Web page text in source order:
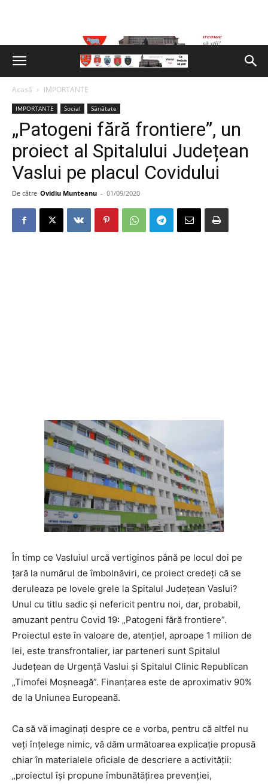
Acasă IMPORTANTE
IMPORTANTE Social Sănătate
„Patogeni fără frontiere”, un
proiect al Spitalului Județean
Vaslui pe placul Covidului
De către Ovidiu Munteanu - 01/09/2020
În timp ce Vasluiul urcă vertiginos până pe locul doi pe
țară la numărul de îmbolnăviri, ce proiect credeți că se
deruleaza pe lovele grele la Spitalul Județean Vaslui?
Unul cu titlu sadic și nefericit pentru noi, dar, probabil,
amuzant pentru Covid 19: „Patogeni fără frontiere”.
Proiectul este în valoare de, atenție!, aproape 1 milion de
lei, este transfrontalier, iar parteneri sunt Spitalul
Județean de Urgență Vaslui și Spitalul Clinic Republican
„Timofei Moșneagă”. Finanțarea este de aproximativ 90%
de la Uniunea Europeană.
Ca să vă imaginați despre ce e vorba, pentru că altfel nu
veți înțelege nimic, vă dăm următoarea explicație propusă
chiar în materialele oficiale de descriere a activității:
„proiectul își propune îmbunătățirea prevenției,